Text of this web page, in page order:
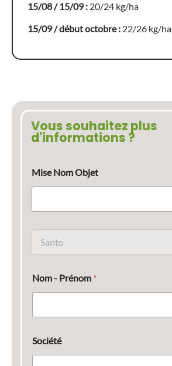
15/08 / 15/09 : 20/24 kg/ha
15/09 / début octobre : 22/26 kg/ha
Vous souhaitez plus
d'informations ?
Mise Nom Objet
m
u
p
u
i
t
Nom - Prénom *
Société